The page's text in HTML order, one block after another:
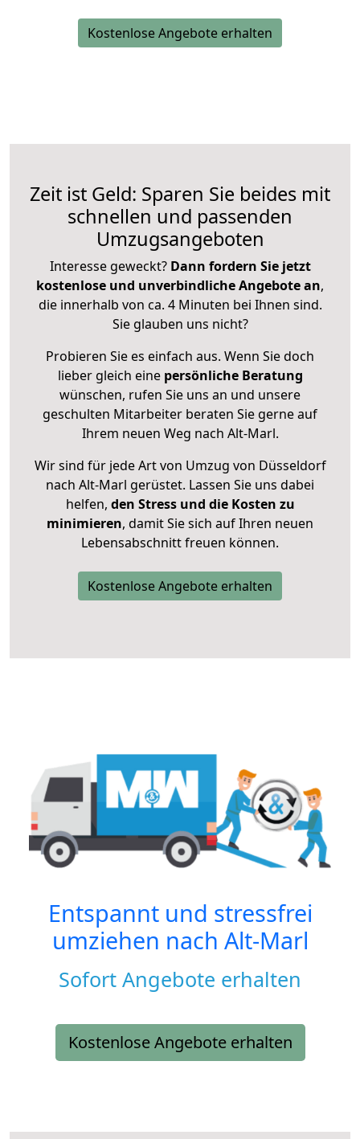
Kostenlose Angebote erhalten
Zeit ist Geld: Sparen Sie beides mit
schnellen und passenden
Umzugsangeboten
Interesse geweckt? Dann fordern Sie jetzt
kostenlose und unverbindliche Angebote an,
die innerhalb von ca. 4 Minuten bei Ihnen sind.
Sie glauben uns nicht?
Probieren Sie es einfach aus. Wenn Sie doch
lieber gleich eine persönliche Beratung
wünschen, rufen Sie uns an und unsere
geschulten Mitarbeiter beraten Sie gerne auf
Ihrem neuen Weg nach Alt-Marl.
Wir sind für jede Art von Umzug von Düsseldorf
nach Alt-Marl gerüstet. Lassen Sie uns dabei
helfen, den Stress und die Kosten zu
minimieren, damit Sie sich auf Ihren neuen
Lebensabschnitt freuen können.
Kostenlose Angebote erhalten
Entspannt und stressfrei
umziehen nach Alt-Marl
Sofort Angebote erhalten
Kostenlose Angebote erhalten